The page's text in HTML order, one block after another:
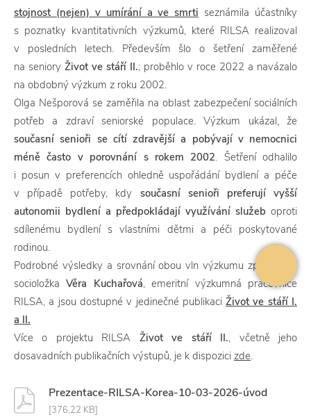
stojnost (nejen) v umírání a ve smrti seznámila účastníky
s poznatky kvantitativních výzkumů, které RILSA realizoval
v posledních letech. Především šlo o šetření zaměřené
na seniory Život ve stáří II.; proběhlo v roce 2022 a navázalo
na obdobný výzkum z roku 2002.
Olga Nešporová se zaměřila na oblast zabezpečení sociálních
potřeb a zdraví seniorské populace. Výzkum ukázal, že
současní senioři se cítí zdravější a pobývají v nemocnici
méně často v porovnání s rokem 2002. Šetření odhalilo
i posun v preferencích ohledně uspořádání bydlení a péče
v případě potřeby, kdy současní senioři preferují vyšší
autonomii bydlení a předpokládají využívání služeb oproti
sdílenému bydlení s vlastními dětmi a péči poskytované
rodinou.
Podrobné výsledky a srovnání obou vln výzkumu zpracovala
socioložkaVěra Kuchařová, emeritní výzkumná pracovnice
RILSA, a jsou dostupné v jedinečné publikaciŽivot ve stáří I.
a II.
Více o projektu RILSA Život ve stáří II., včetně jeho
dosavadních publikačních výstupů, je k dispozici zde.
Prezentace-RILSA-Korea-10-03-2026-úvod
[376,22 KB]